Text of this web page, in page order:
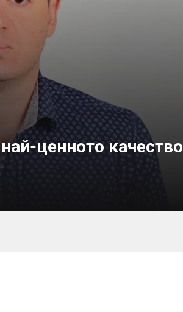
ценното качество